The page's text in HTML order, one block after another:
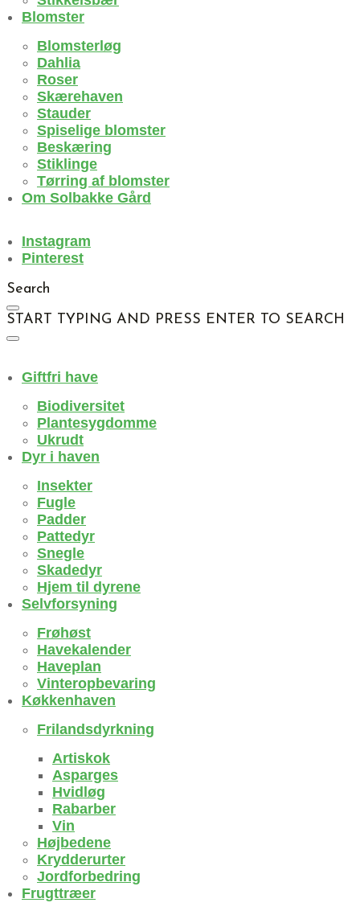
Blomster
Blomsterløg
Dahlia
Roser
Skærehaven
Stauder
Spiselige blomster
Beskæring
Stiklinge
Tørring af blomster
Om Solbakke Gård
Instagram
Pinterest
Search
START TYPING AND PRESS ENTER TO SEARCH
Giftfri have
Biodiversitet
Plantesygdomme
Ukrudt
Dyr i haven
Insekter
Fugle
Padder
Pattedyr
Snegle
Skadedyr
Hjem til dyrene
Selvforsyning
Frøhøst
Havekalender
Haveplan
Vinteropbevaring
Køkkenhaven
Frilandsdyrkning
Artiskok
Asparges
Hvidløg
Rabarber
Vin
Højbedene
Krydderurter
Jordforbedring
Frugttræer